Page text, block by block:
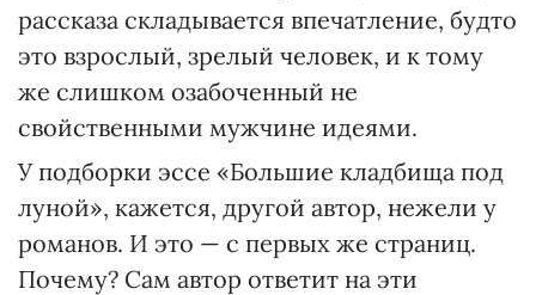
рассказа складывается впечатление, будто
это взрослый, зрелый человек, и к тому
же слишком озабоченный не
свойственными мужчине идеями.
У подборки эссе «Большие кладбища под
луной», кажется, другой автор, нежели у
романов. И это — с первых же страниц.
Почему? Сам автор ответит на эти